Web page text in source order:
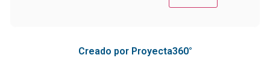
Creado por Proyecta360°